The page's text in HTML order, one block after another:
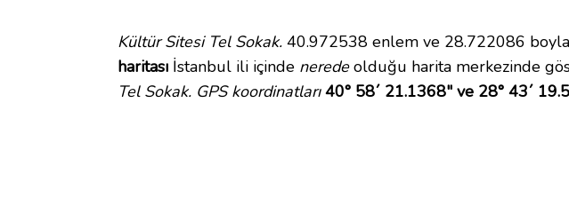
Kültür Sitesi Tel Sokak. 40.972538 enlem ve 28.722086
haritası İstanbul ili içinde neredeolduğu harita merkezinde
Tel Sokak. GPS koordinatları 40° 58´ 21.1368" ve 28° 43´